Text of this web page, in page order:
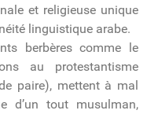
et religieuse unique
linguistique arabe.
berbères comme le
au protestantisme
paire), mettent à mal
d’un tout musulman,